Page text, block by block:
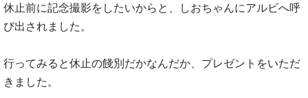
休止前に記念撮影をしたいからと、しおちゃんにアルビへ呼
び出されました。
行ってみると休止の餞別だかなんだか、プレゼントをいただ
きました。